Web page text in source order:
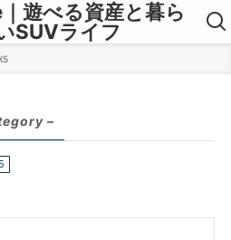
遊べる資産と暮ら
SUVライフ
–